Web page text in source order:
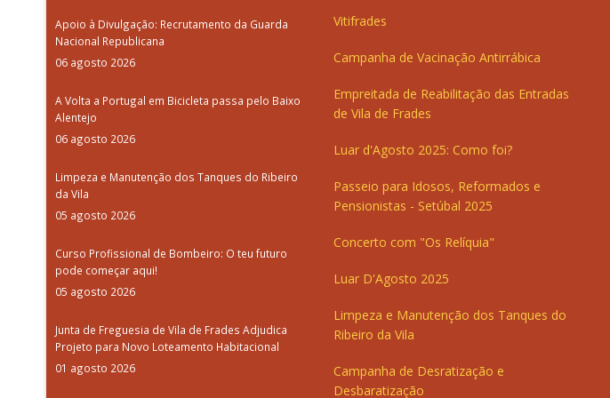
Apoio à Divulgação: Recrutamento da Guarda
Nacional Republicana
06 agosto 2026
A Volta a Portugal em Bicicleta passa pelo Baixo
Alentejo
06 agosto 2026
Limpeza e Manutenção dos Tanques do Ribeiro
da Vila
05 agosto 2026
Curso Profissional de Bombeiro: O teu futuro
pode começar aqui!
05 agosto 2026
Junta de Freguesia de Vila de Frades Adjudica
Projeto para Novo Loteamento Habitacional
01 agosto 2026
Vitifrades
Campanha de Vacinação Antirrábica
Empreitada de Reabilitação das Entradas
de Vila de Frades
Luar d'Agosto 2025: Como foi?
Passeio para Idosos, Reformados e
Pensionistas - Setúbal 2025
Concerto com "Os Relíquia"
Luar D'Agosto 2025
Limpeza e Manutenção dos Tanques do
Ribeiro da Vila
Campanha de Desratização e
Desbaratização